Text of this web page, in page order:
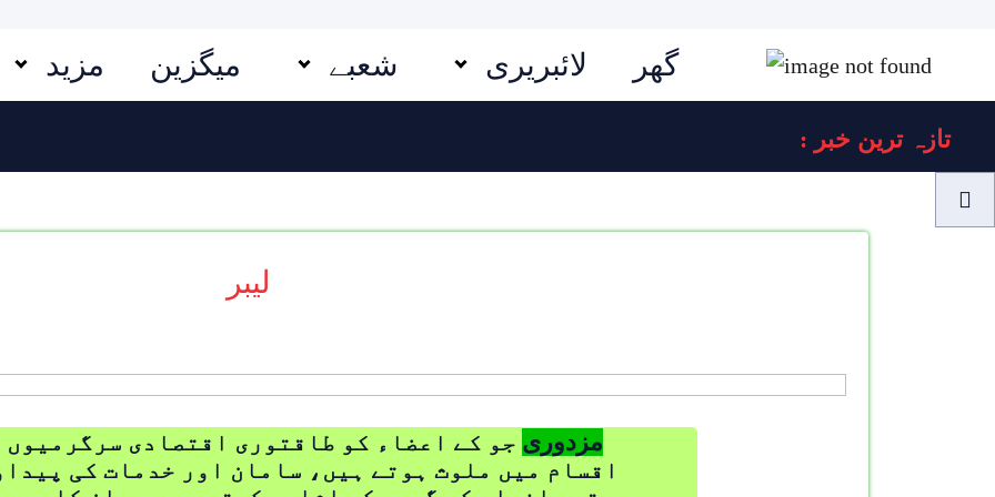
گھر لائبریری شعبے میگزین مزید
: تازہ ترین خبر
لیبر
مزدوری جو کے اعضاء کو طاقتوری اقتصادی سرگرمیوں
اقسام میں ملوث ہوتے ہیں، سامان اور خدمات کی